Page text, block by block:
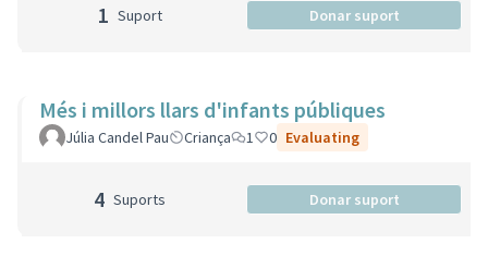
1 Suport Donar suport
Més i millors llars d'infants públiques
Júlia Candel Pau Criança 1 0 Evaluating
4 Suports Donar suport